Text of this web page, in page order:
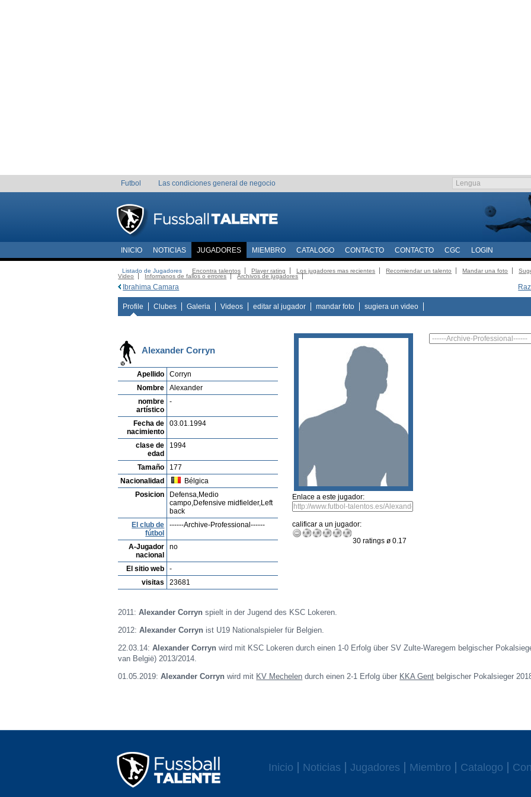
Futbol Las condiciones general de negocio
INICIO NOTICIAS JUGADORES MIEMBRO CATALOGO CONTACTO CONTACTO CGC LOGIN
Listado de Jugadores Encontra talentos Player rating Los jugadores mas recientes Recomiendar un talento Mandar una foto
Video
Informanos de fallos o errores Archivos de jugadores
Ibrahima Camara
Profile Clubes Galeria Videos editar al jugador mandar foto sugiera un video
Alexander Corryn
Apellido
Corryn
Nombre
Alexander
nombre
artístico
-
Fecha de
nacimiento
03.01.1994
clase de
edad
1994
Tamaño
177
Nacionalidad
Bélgica
Posicion
Defensa,Medio
campo,Defensive midfielder,Left
back
El club de
fútbol
------Archive-Professional------
A-Jugador
nacional
no
El sitio web
-
visitas
23681
Enlace a este jugador:
calificar a un jugador:
30 ratings ø 0.17
2011:Alexander Corrynspielt in der Jugend des KSC Lokeren.
2012:Alexander Corryn ist U19 Nationalspieler für Belgien.
22.03.14:Alexander Corryn wird mit KSC Lokeren durch einen 1-0 Erfolg über SV Zulte-Waregem belgischer
van België) 2013/2014.
01.05.2019:Alexander Corryn wird mit KV Mechelen durch einen 2-1 Erfolg über KKA Gent belgischer Pokalsieger
Inicio Noticias Jugadores Miembro Catalogo